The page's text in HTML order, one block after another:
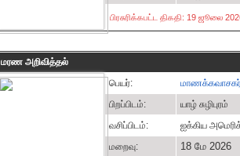
பிரசுரிக்கபட்ட திகதி: 19 ஜூலை
மரண அறிவித்தல்
பெயர்:
பிறப்பிடம்:
யாழ் சுழிபுரம்
வசிப்பிடம்:
ஐக்கிய
மறைவு:
18 மே 2026